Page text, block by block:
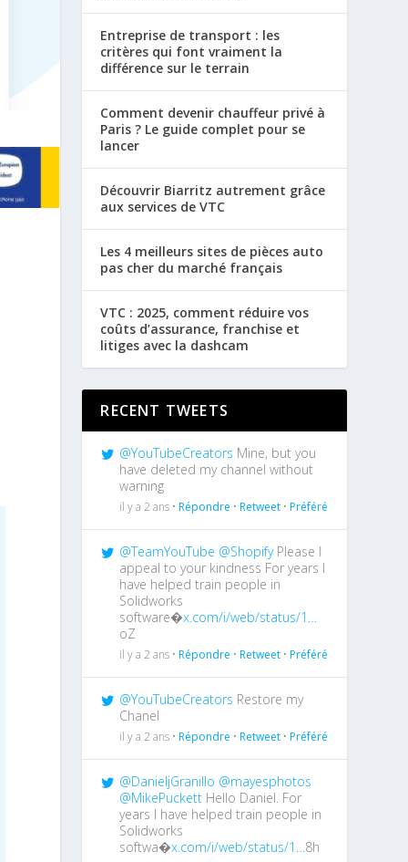
Entreprise de transport : les
critères qui font vraiment la
différence sur le terrain
Comment devenir chauffeur privé à
Paris ? Le guide complet pour se
lancer
Découvrir Biarritz autrement grâce
aux services de VTC
Les 4 meilleurs sites de pièces auto
pas cher du marché français
VTC : 2025, comment réduire vos
coûts d’assurance, franchise et
litiges avec la dashcam
RECENT TWEETS
@YouTubeCreators Mine, but you
have deleted my channel without
warning
il y a 2 ans •Répondre •Retweet •Préféré
@TeamYouTube @ShopifyPlease I
appeal to your kindness For years I
have helped train people in
Solidworks
software�x.com/i/web/status/1…
oZ
il y a 2 ans •Répondre •Retweet •Préféré
@YouTubeCreators Restore my
Chanel
il y a 2 ans •Répondre •Retweet •Préféré
@DanieljGranillo @mayesphotos
@MikePuckett Hello Daniel. For
years I have helped train people in
Solidworks
softwa�x.com/i/web/status/1…8h